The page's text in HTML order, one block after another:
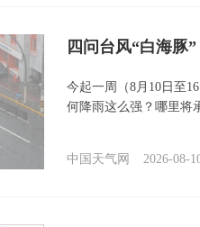
四问台风“白海豚
今起一周（8月10日至
何降雨这么强？哪里将
中国天气网 2026-08-